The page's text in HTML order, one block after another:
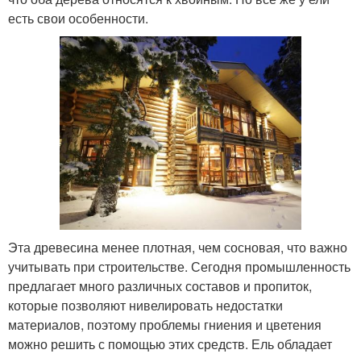
есть свои особенности.
Эта древесина менее плотная, чем сосновая, что важно
учитывать при строительстве. Сегодня промышленность
предлагает много различных составов и пропиток,
которые позволяют нивелировать недостатки
материалов, поэтому проблемы гниения и цветения
можно решить с помощью этих средств. Ель обладает